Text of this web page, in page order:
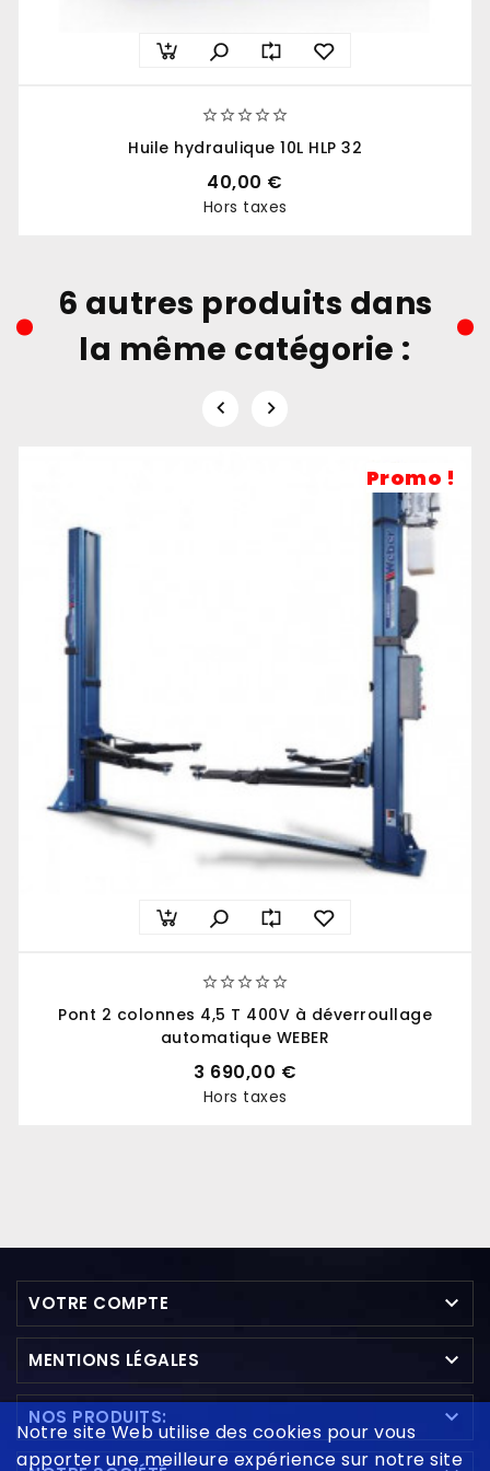

Huile hydraulique 10L HLP 32
40,00 €
Hors taxes
6 autres produits dans
la même catégorie :
 
Promo !

Pont 2 colonnes 4,5 T 400V à déverroullage
automatique WEBER
3 690,00 €
Hors taxes
Notre site Web utilise des cookies pour vous
apporter une meilleure expérience sur notre site
VOTRE COMPTE 
MENTIONS LÉGALES 
NOS PRODUITS: 